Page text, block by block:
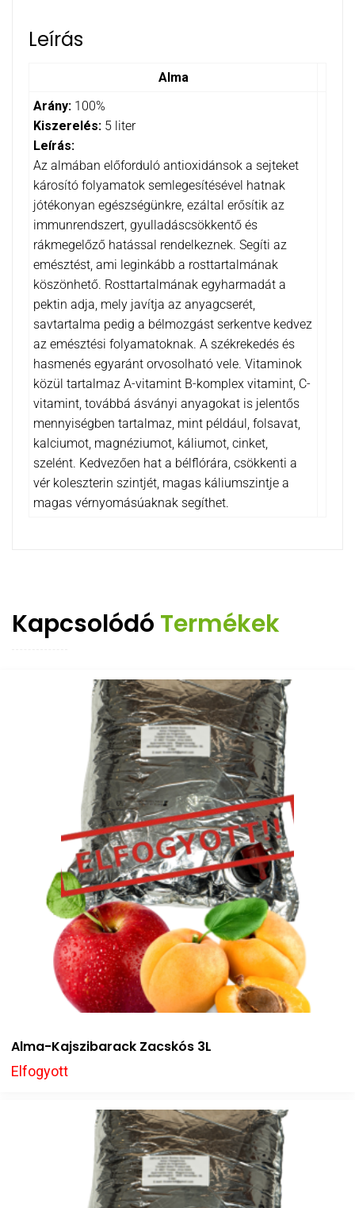
Leírás
Alma
Arány: 100%
Kiszerelés: 5 liter
Leírás:
Az almában előforduló antioxidánsok a sejteket
károsító folyamatok semlegesítésével hatnak
jótékonyan egészségünkre, ezáltal erősítik az
immunrendszert, gyulladáscsökkentő és
rákmegelőző hatással rendelkeznek. Segíti az
emésztést, ami leginkább a rosttartalmának
köszönhető. Rosttartalmának egyharmadát a
pektin adja, mely javítja az anyagcserét,
savtartalma pedig a bélmozgást serkentve kedvez
az emésztési folyamatoknak. A székrekedés és
hasmenés egyaránt orvosolható vele. Vitaminok
közül tartalmaz A-vitamint B-komplex vitamint, C-
vitamint, továbbá ásványi anyagokat is jelentős
mennyiségben tartalmaz, mint például, folsavat,
kalciumot, magnéziumot, káliumot, cinket,
szelént. Kedvezően hat a bélflórára, csökkenti a
vér koleszterin szintjét, magas káliumszintje a
magas vérnyomásúaknak segíthet.
Kapcsolódó Termékek
Alma-Kajszibarack Zacskós 3L
Elfogyott